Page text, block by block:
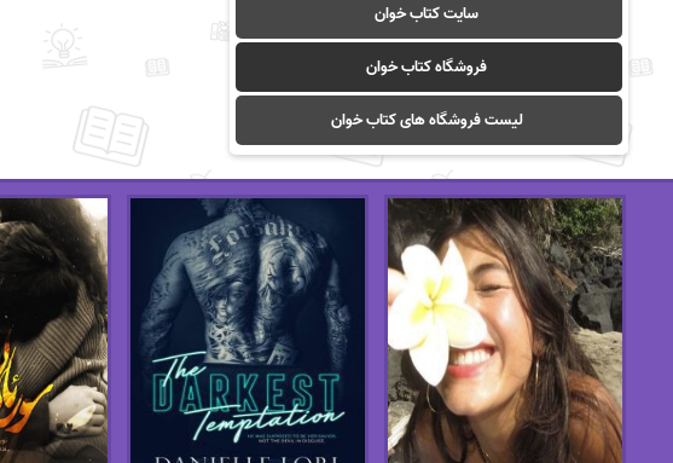
سایت کتاب خوان
فروشگاه کتاب خوان
لیست فروشگاه های کتاب خوان